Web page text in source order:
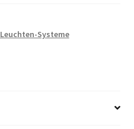
Leuchten-Systeme